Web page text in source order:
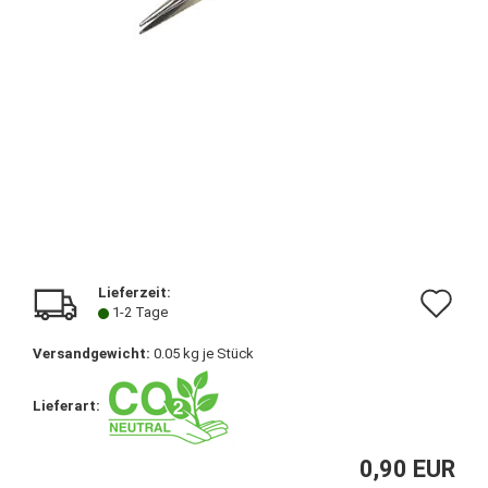
Lieferzeit:
1-2 Tage
Versandgewicht: 0.05 kg je Stück
Lieferart:
0,90 EUR